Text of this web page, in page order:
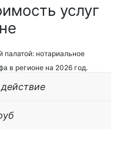
услуг
нотариальное
в регионе на 2026 год.